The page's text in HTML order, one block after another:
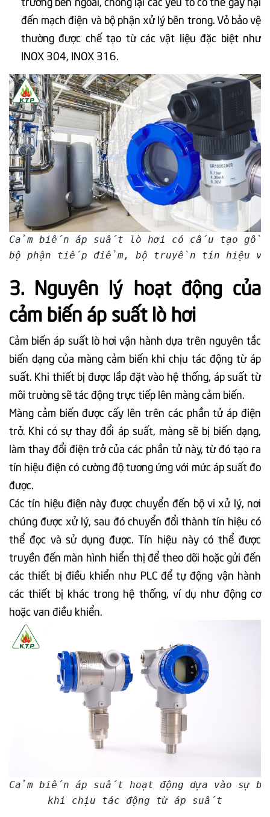
đến mạch điện và bộ phận xử lý bên trong. Vỏ bảo vệ
thường được chế tạo từ các vật liệu đặc biệt như
INOX 304, INOX 316.
Cảm biến áp suất lò hơi có cấu tạo gồm
bộ phận tiếp điểm, bộ truyền tín hiệu
3. Nguyên lý hoạt động của
cảm biến áp suất lò hơi
Cảm biến áp suất lò hơi vận hành dựa trên nguyên tắc
biến dạng của màng cảm biến khi chịu tác động từ áp
suất. Khi thiết bị được lắp đặt vào hệ thống, áp suất từ
môi trường sẽ tác động trực tiếp lên màng cảm biến.
Màng cảm biến được cấy lên trên các phần tử áp điện
trở. Khi có sự thay đổi áp suất, màng sẽ bị biến dạng,
làm thay đổi điện trở của các phần tử này, từ đó tạo ra
tín hiệu điện có cường độ tương ứng với mức áp suất đo
được.
Các tín hiệu điện này được chuyển đến bộ vi xử lý, nơi
chúng được xử lý, sau đó chuyển đổi thành tín hiệu có
thể đọc và sử dụng được. Tín hiệu này có thể được
truyền đến màn hình hiển thị để theo dõi hoặc gửi đến
các thiết bị điều khiển như PLC để tự động vận hành
các thiết bị khác trong hệ thống, ví dụ như động cơ
hoặc van điều khiển.
Cảm biến áp suất hoạt động dựa vào sự
khi chịu tác động từ áp suất